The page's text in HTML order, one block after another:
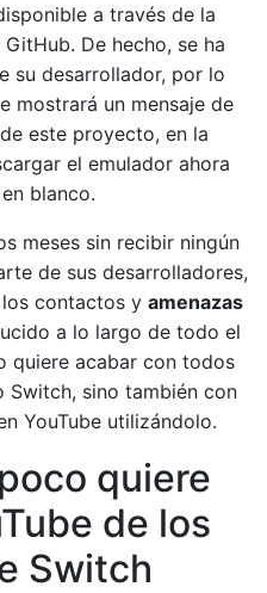
a través de la
De hecho, se ha
su desarrollador, por lo
mostrará un mensaje de
este proyecto, en la
el emulador ahora
blanco.
meses sin recibir ningún
de sus desarrolladores,
contactos y amenazas
a lo largo de todo el
quiere acabar con todos
Switch, sino también con
YouTube utilizándolo.
quiere
de los
Switch